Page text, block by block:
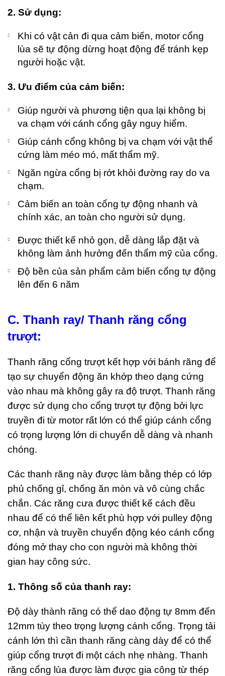
2. Sử dụng:
Khi có vật cản đi qua cảm biến, motor cổng
lùa sẽ tự động dừng hoạt động để tránh kẹp
người hoặc vật.
3. Ưu điểm của cảm biến:
Giúp người và phương tiện qua lại không bị
va chạm với cánh cổng gây nguy hiểm.
Giúp cánh cổng không bị va chạm với vật thể
cứng làm méo mó, mất thẩm mỹ.
Ngăn ngừa cổng bị rớt khỏi đường ray do va
chạm.
Cảm biến an toàn cổng tự động nhanh và
chính xác, an toàn cho người sử dụng.
Được thiết kế nhỏ gọn, dễ dàng lắp đặt và
không làm ảnh hưởng đến thẩm mỹ của cổng.
Độ bền của sản phẩm cảm biến cổng tự động
lên đến 6 năm
C. Thanh ray/ Thanh răng cổng
trượt:
Thanh răng cổng trượt kết hợp với bánh răng để
tạo sự chuyển động ăn khớp theo dạng cứng
vào nhau mà không gây ra độ trượt. Thanh răng
được sử dụng cho cổng trượt tự động bởi lực
truyền đi từ motor rất lớn có thể giúp cánh cổng
có trọng lượng lớn di chuyển dễ dàng và nhanh
chóng.
Các thanh răng này được làm bằng thép có lớp
phủ chống gỉ, chống ăn mòn và vô cùng chắc
chắn. Các răng cưa được thiết kế cách đều
nhau để có thể liên kết phù hợp với pulley động
cơ, nhận và truyền chuyển động kéo cánh cổng
đóng mở thay cho con người mà không thời
gian hay công sức.
1. Thông số của thanh ray:
Độ dày thành răng có thể dao động tự 8mm đến
12mm tùy theo trọng lượng cánh cổng. Trọng tải
cánh lớn thì cần thanh răng càng dày để có thể
giúp cổng trượt đi một cách nhẹ nhàng. Thanh
răng cổng lùa được làm được gia công từ thép